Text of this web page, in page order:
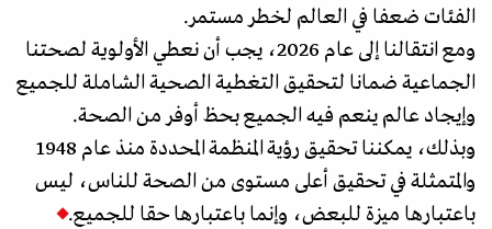
الفئات ضعفا في العالم لخطر مستمر.
ومع انتقالنا إلى عام 2026، يجب أن نعطي الأولوية لصحتنا
الجماعية ضمانا لتحقيق التغطية الصحية الشاملة للجميع
وإيجاد عالم ينعم فيه الجميع بحظ أوفر من الصحة.
وبذلك، يمكننا تحقيق رؤية المنظمة المحددة منذ عام 1948
والمتمثلة في تحقيق أعلى مستوى من الصحة للناس، ليس
باعتبارها ميزة للبعض، وإنما باعتبارها حقا للجميع.